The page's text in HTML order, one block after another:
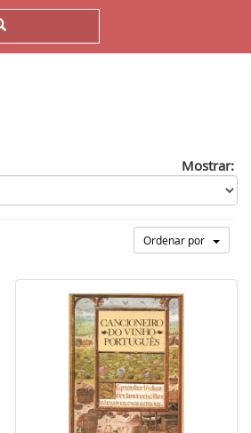
Mostrar:
Ordenar por